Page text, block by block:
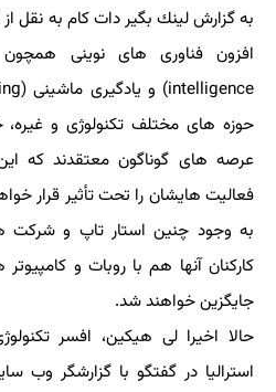
به گزارش لینك بگیر دات كام به نقل
حوزه های مختلف تكنولوژی و
عرصه های گوناگون معتقدند كه
فعالیت هایشان را تحت تأثیر قرار
به وجود چنین استار تاپ و شركت
كاركنان آنها هم با روبات و
جایگزین خواهند شد.
حالا اخیرا لی هیكین، افسر
استرالیا در گفتگو با گزارشگر